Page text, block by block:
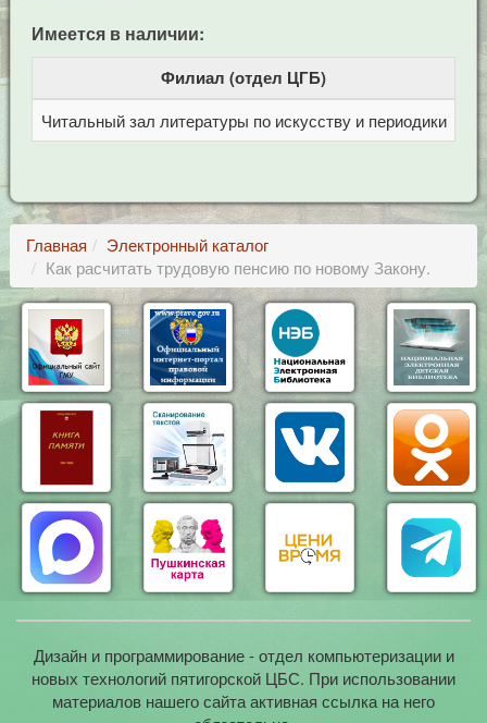
Имеется в наличии:
Филиал (отдел ЦГБ)
Читальный зал литературы по искусству и периодики
Главная
Электронный каталог
Как расчитать трудовую пенсию по новому Закону.
Дизайн и программирование - отдел компьютеризации и
новых технологий пятигорской ЦБС. При использовании
материалов нашего сайта активная ссылка на него